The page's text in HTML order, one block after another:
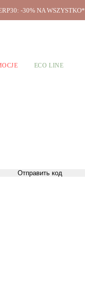
-30% NA WSZYSTKO*
ECO LINE
Отправить код